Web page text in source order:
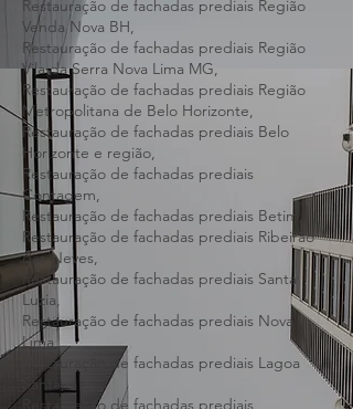
Pampulha BH,
Restauração de fachadas prediais Região
Venda Nova BH,
Restauração de fachadas prediais Região
Vila da Serra Nova Lima MG,
Restauração de fachadas prediais Região
Metropolitana de Belo Horizonte,
Restauração de fachadas prediais Belo
Horizonte e região,
Restauração de fachadas prediais
Contagem,
Restauração de fachadas prediais Betim,
Restauração de fachadas prediais Ribeirão
das Neves,
Restauração de fachadas prediais Santa
Luzia,
Restauração de fachadas prediais Nova
Lima,
Restauração de fachadas prediais Lagoa